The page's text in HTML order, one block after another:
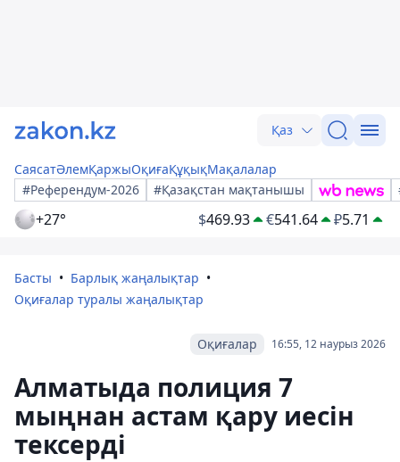
Қаз
СаясатӘлемҚаржыОқиғаҚұқықМақалалар
#Референдум-2026
#Қазақстан мақтанышы
+27° $469.93 €541.64 ₽5.71
Басты
Барлық жаңалықтар
Оқиғалар туралы жаңалықтар
16:55, 12 наурыз 2026
Оқиғалар
Алматыда полиция 7
мыңнан астам қару иесін
тексерді